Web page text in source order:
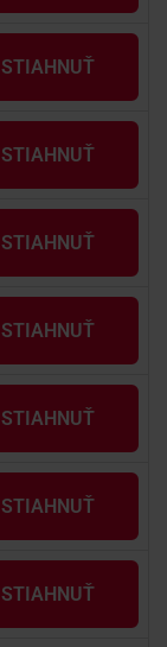
STIAHNUŤ
STIAHNUŤ
STIAHNUŤ
STIAHNUŤ
STIAHNUŤ
STIAHNUŤ
STIAHNUŤ